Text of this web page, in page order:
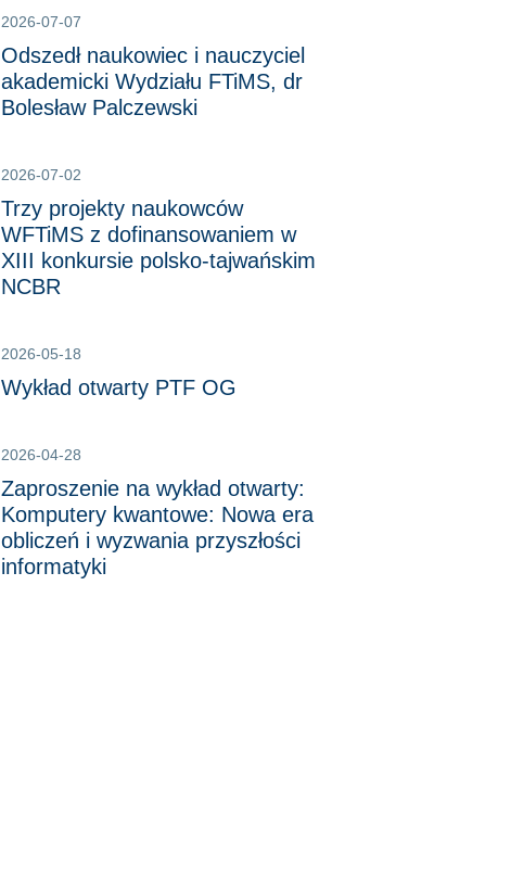
2026-07-07
Odszedł naukowiec i nauczyciel
akademicki Wydziału FTiMS, dr
Bolesław Palczewski
2026-07-02
Trzy projekty naukowców
WFTiMS z dofinansowaniem w
XIII konkursie polsko-tajwańskim
NCBR
2026-05-18
Wykład otwarty PTF OG
2026-04-28
Zaproszenie na wykład otwarty:
Komputery kwantowe: Nowa era
obliczeń i wyzwania przyszłości
informatyki